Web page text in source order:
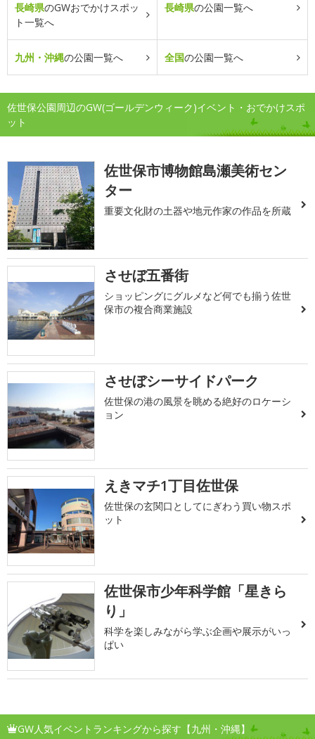
長崎県のGWおでかけスポッ
ト一覧へ
長崎県の公園一覧へ
九州・沖縄の公園一覧へ 全国の公園一覧へ
佐世保公園周辺のGW(ゴールデンウィーク)イベント・おでかけスポ
ット
佐世保市博物館島瀬美術セン
ター
重要文化財の土器や地元作家の作品を所蔵
させぼ五番街
ショッピングにグルメなど何でも揃う佐世
保市の複合商業施設
させぼシーサイドパーク
佐世保の港の風景を眺める絶好のロケーシ
ョン
えきマチ1丁目佐世保
佐世保の玄関口としてにぎわう買い物スポ
ット
佐世保市少年科学館「星きら
り」
科学を楽しみながら学ぶ企画や展示がいっ
ぱい
GW人気イベントランキングから探す【九州・沖縄】